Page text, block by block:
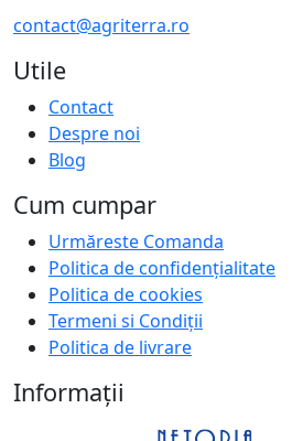
contact@agriterra.ro
Utile
Contact
Despre noi
Blog
Cum cumpar
Urmăreste Comanda
Politica de confidențialitate
Politica de cookies
Termeni si Condiții
Politica de livrare
Informații